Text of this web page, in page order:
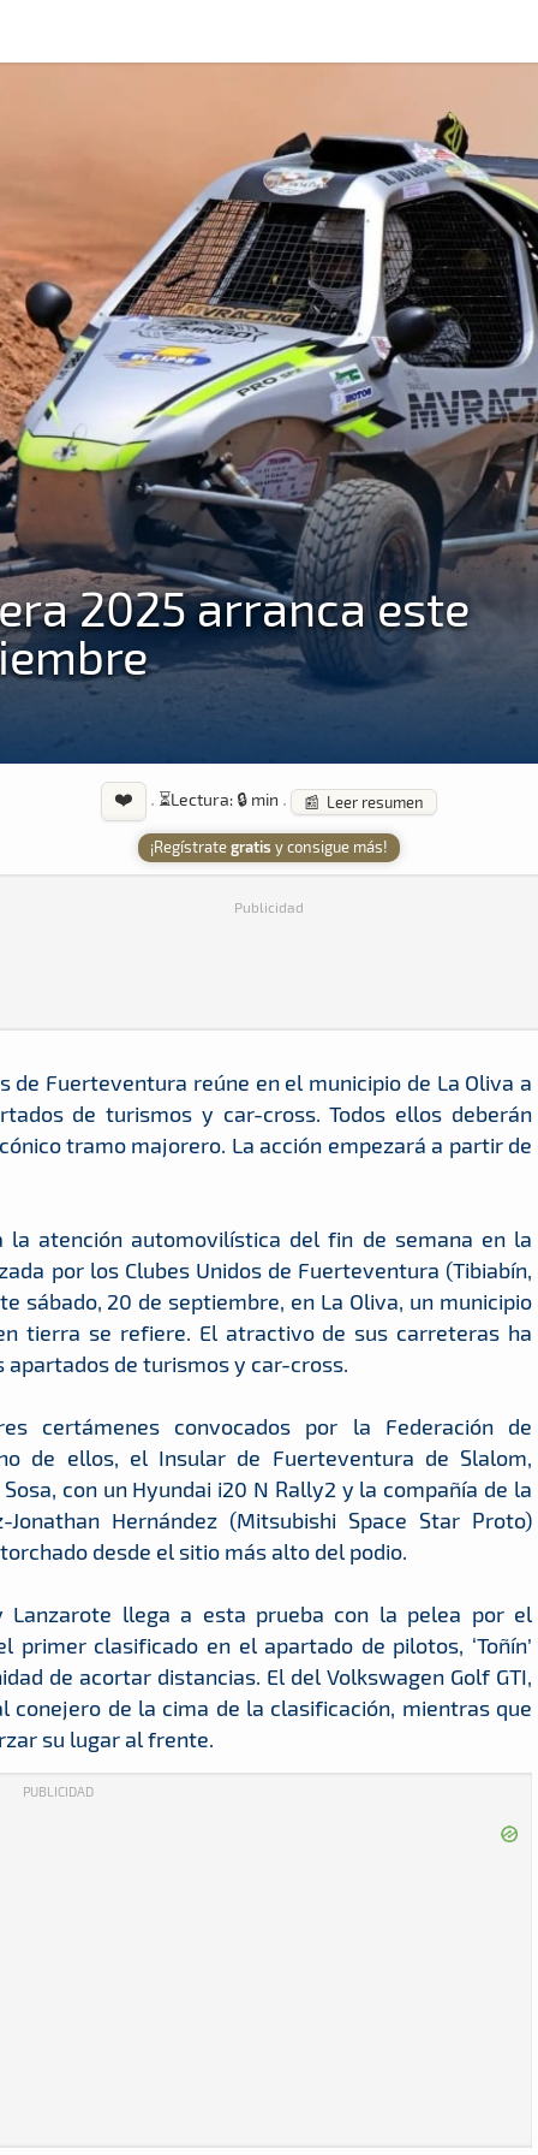
2025 arranca este
❤️ · ⏳Lectura: 🔒 min · 📰 Leer resumen
¡Regístrategratis y consigue más!
Publicidad
de Fuerteventura reúne en el municipio de La Oliva a
de turismos y car-cross. Todos ellos deberán
tramo majorero. La acción empezará a partir de
la atención automovilística del fin de semana en la
por los Clubes Unidos de Fuerteventura (Tibiabín,
sábado, 20 de septiembre, en La Oliva, un municipio
tierra se refiere. El atractivo de sus carreteras ha
de turismos y car-cross.
certámenes convocados por la Federación de
de ellos, el Insular de Fuerteventura de Slalom,
con un Hyundai i20 N Rally2 y la compañía de la
Hernández (Mitsubishi Space Star Proto)
desde el sitio más alto del podio.
Lanzarote llega a esta prueba con la pelea por el
clasificado en el apartado de pilotos, ‘Toñín’
de acortar distancias. El del Volkswagen Golf GTI,
conejero de la cima de la clasificación, mientras que
su lugar al frente.
PUBLICIDAD